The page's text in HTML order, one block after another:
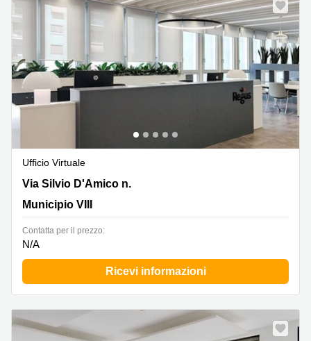
Ufficio Virtuale
Via Silvio D'Amico n. 40, Municipio VIII
Via Silvio D'Amico n.
Municipio VIII
Сontatta per il prezzo:
N/A
Ricevi informazioni